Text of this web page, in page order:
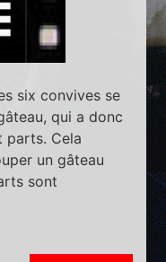
six convives se
qui a donc
parts. Cela
un gâteau
sont